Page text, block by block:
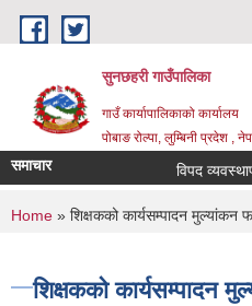
Skip to main content
सुनछहरी गाउँपालिका
गाउँ कार्यापालिकाको कार्यालय
पोबाङ रोल्पा, लुम्बिनी प्रदेश ,
समाचार विपद
You are here
Home » शिक्षकको कार्यसम्पादन मुल्यांकन
शिक्षकको कार्यसम्पादन